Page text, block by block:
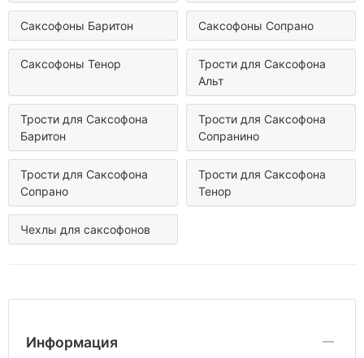
Саксофоны Баритон Саксофоны Сопрано
Саксофоны Тенор
Трости для Саксофона
Альт
Трости для Саксофона
Баритон
Трости для Саксофона
Сопранино
Трости для Саксофона
Сопрано
Трости для Саксофона
Тенор
Чехлы для саксофонов
Информация